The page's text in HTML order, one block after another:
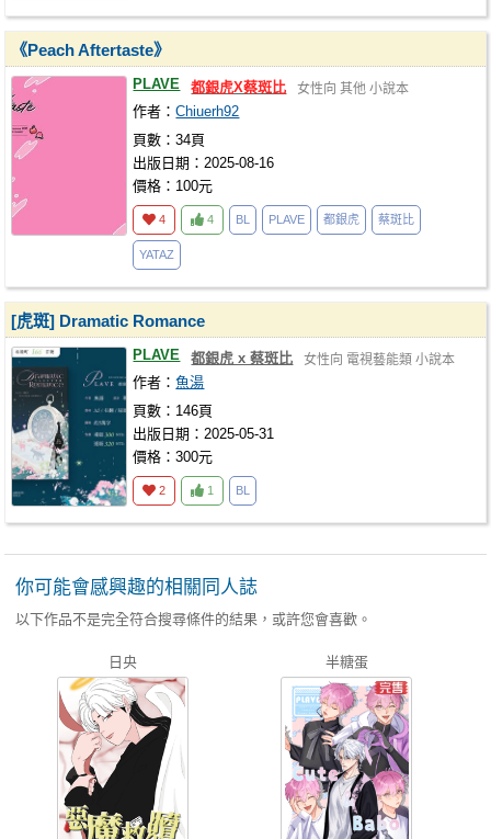
《Peach Aftertaste》
PLAVE 都銀虎X蔡斑比 女性向 其他 小說本
作者：Chiuerh92
頁數：34頁
出版日期：2025-08-16
價格：100元
4 4 BL PLAVE 都銀虎 蔡斑比
YATAZ
[虎斑] Dramatic Romance
PLAVE 都銀虎 x 蔡斑比 女性向 電視藝能類 小說本
作者：魚湯
頁數：146頁
出版日期：2025-05-31
價格：300元
2 1 BL
你可能會感興趣的相關同人誌
以下作品不是完全符合搜尋條件的結果，或許您會喜歡。
日央 半糖蛋